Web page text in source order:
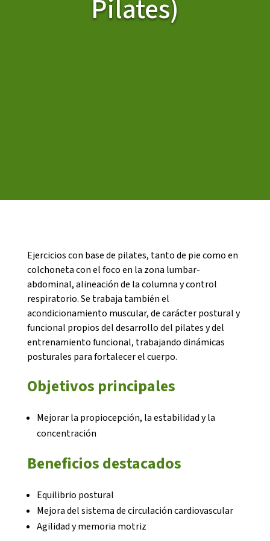
Pilates)
Ejercicios con base de pilates, tanto de pie como en
colchoneta con el foco en la zona lumbar-
abdominal, alineación de la columna y control
respiratorio. Se trabaja también el
acondicionamiento muscular, de carácter postural y
funcional propios del desarrollo del pilates y del
entrenamiento funcional, trabajando dinámicas
posturales para fortalecer el cuerpo.
Objetivos principales
Mejorar la propiocepción, la estabilidad y la
concentración
Beneficios destacados
Equilibrio postural
Mejora del sistema de circulación cardiovascular
Agilidad y memoria motriz
SUPORT TERCER SECTOR
CONEIX FUNDESPLAI
La Fundació
L'equip
Missió i valors
Els comptes clars
Proposta educativa